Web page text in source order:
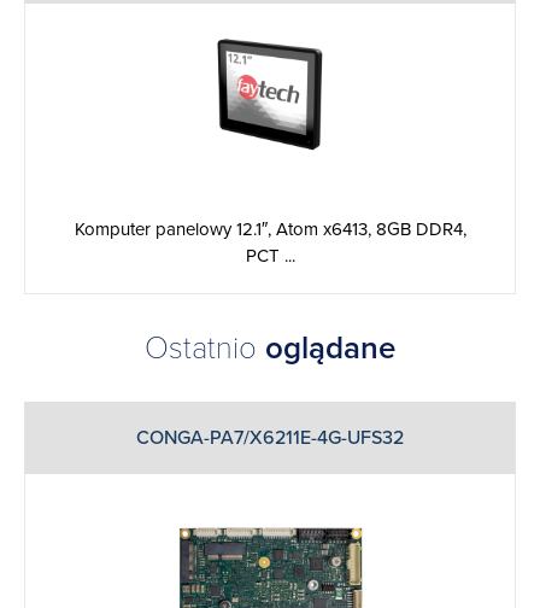
Komputer panelowy 12.1″, Atom x6413, 8GB DDR4,
PCT ...
Ostatnio oglądane
CONGA-PA7/X6211E-4G-UFS32